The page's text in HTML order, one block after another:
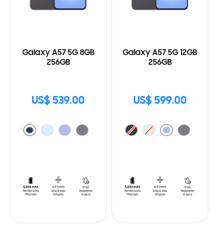
Galaxy A57 5G 8GB
256GB
US$ 539.00
Galaxy A57 5G 12GB
256GB
US$ 599.00